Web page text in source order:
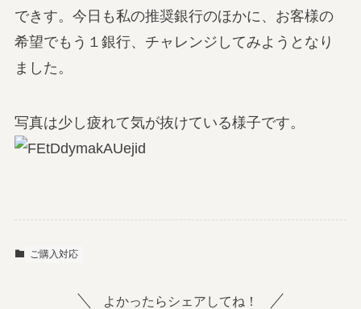
できす。今日も私の推奨銀行のほかに、お客様の
希望でもう１銀行、チャレンジしてみようとなり
ました。
写真は少し疲れて気が抜けている様子です。
ご購入対応
よかったらシェアしてね！